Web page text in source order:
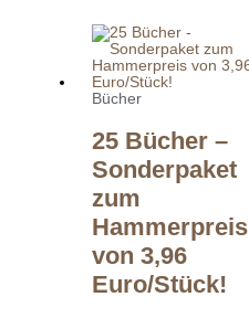
Bücher
25 Bücher –
Sonderpaket
zum
Hammerpreis
von 3,96
Euro/Stück!